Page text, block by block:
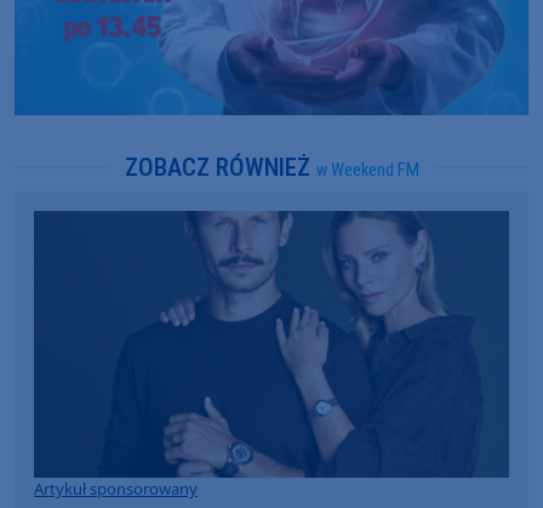
ZOBACZ RÓWNIEŻ w Weekend FM
Artykuł sponsorowany